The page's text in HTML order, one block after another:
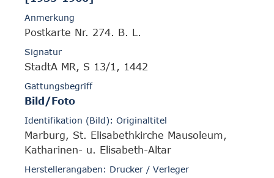
Anmerkung
Postkarte Nr. 274. B. L.
Signatur
StadtA MR, S 13/1, 1442
Gattungsbegriff
Bild/Foto
Identifikation (Bild): Originaltitel
Marburg, St. Elisabethkirche Mausoleum,
Katharinen- u. Elisabeth-Altar
Herstellerangaben: Drucker / Verleger